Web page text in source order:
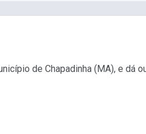
de Chapadinha (MA), e dá